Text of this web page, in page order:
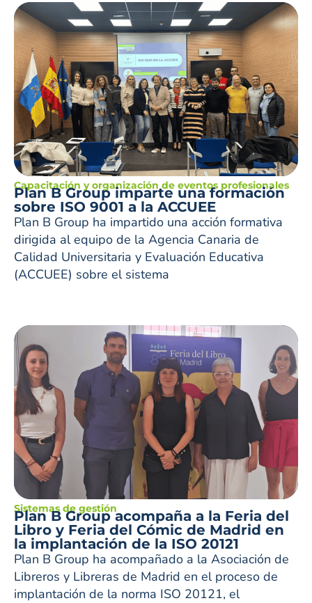
Capacitación y organización de eventos profesionales
Plan B Group imparte una formación
sobre ISO 9001 a la ACCUEE
Plan B Group ha impartido una acción formativa
dirigida al equipo de la Agencia Canaria de
Calidad Universitaria y Evaluación Educativa
(ACCUEE) sobre el sistema
Sistemas de gestión
Plan B Group acompaña a la Feria del
Libro y Feria del Cómic de Madrid en
la implantación de la ISO 20121
Plan B Group ha acompañado a la Asociación de
Libreros y Libreras de Madrid en el proceso de
implantación de la norma ISO 20121, el